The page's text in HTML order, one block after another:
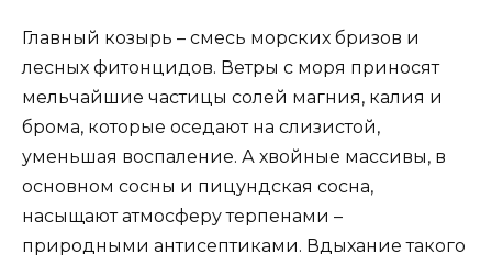
Главный козырь – смесь морских бризов и
лесных фитонцидов. Ветры с моря приносят
мельчайшие частицы солей магния, калия и
брома, которые оседают на слизистой,
уменьшая воспаление. А хвойные массивы, в
основном сосны и пицундская сосна,
насыщают атмосферу терпенами –
природными антисептиками. Вдыхание такого